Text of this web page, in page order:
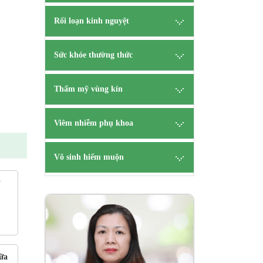
Rối loạn kinh nguyệt
Sức khỏe thường thức
Thẩm mỹ vùng kín
Viêm nhiễm phụ khoa
Vô sinh hiếm muộn